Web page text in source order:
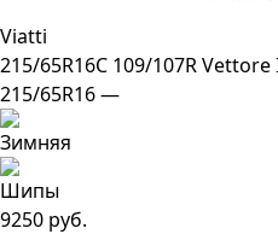
Viatti
215/65R16C 109/107R
215/65R16 —
9250 руб.